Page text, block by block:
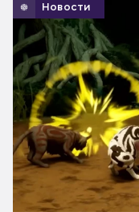
Новости